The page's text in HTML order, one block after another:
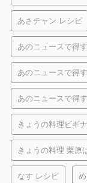
あさチャン レシピ
あのニュースで得
あのニュースで得
あのニュースで得
きょうの料理ビギ
きょうの料理 栗原
なす レシピ